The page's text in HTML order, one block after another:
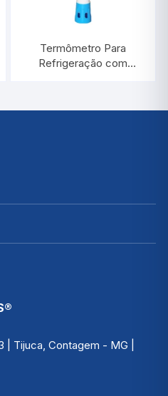
Termômetro Para
Refrigeração com
MM | INCOTERM 5130
| Tijuca, Contagem - MG |